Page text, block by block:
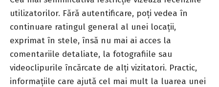
utilizatorilor. Fără autentificare, poți vedea în
continuare ratingul general al unei locații,
exprimat în stele, însă nu mai ai acces la
comentariile detaliate, la fotografiile sau
videoclipurile încărcate de alți vizitatori. Practic,
informațiile care ajută cel mai mult la luarea unei